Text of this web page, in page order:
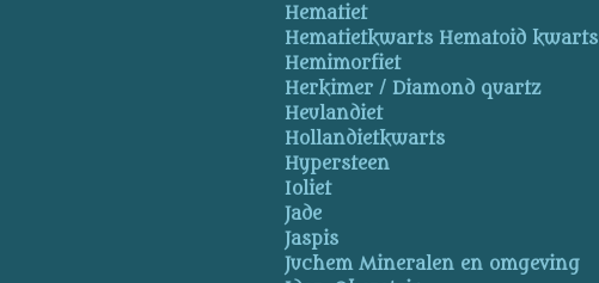
Hematiet
Hematietkwarts Hematoid kwarts
Hemimorfiet
Herkimer / Diamond quartz
Heulandiet
Hollandietkwarts
Hypersteen
Ioliet
Jade
Jaspis
Juchem Mineralen en omgeving